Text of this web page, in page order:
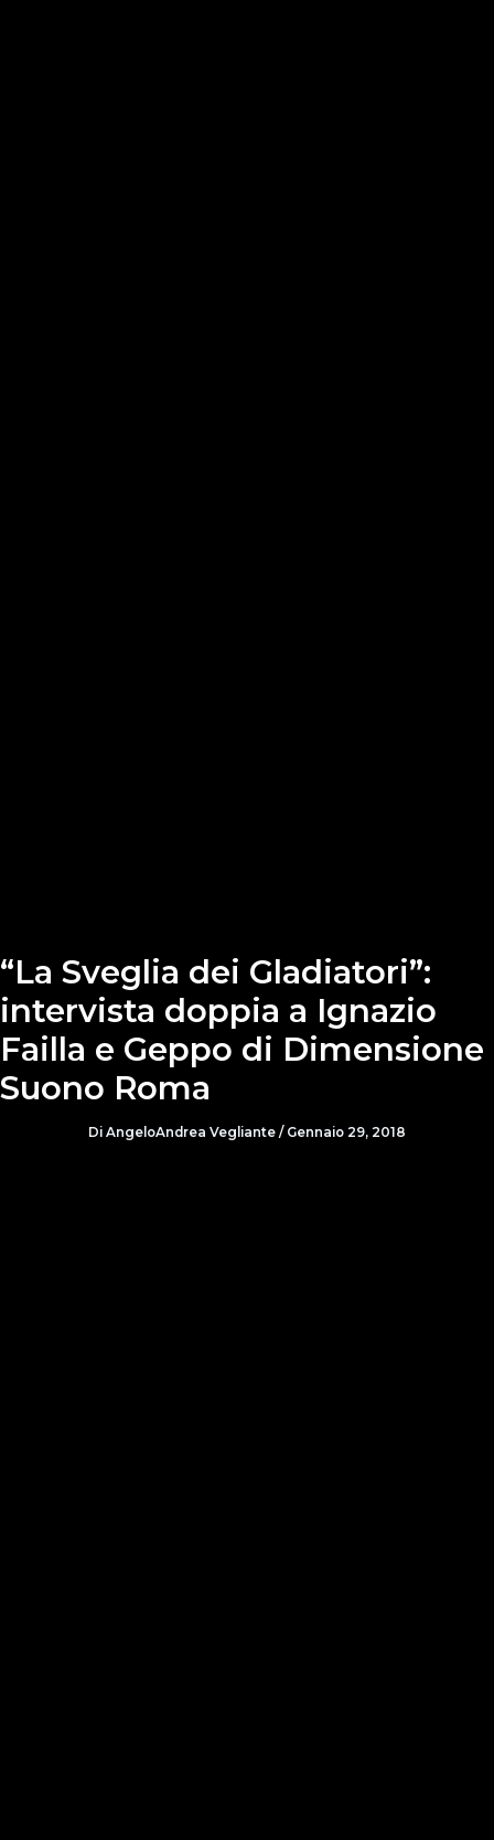
“La Sveglia dei Gladiatori”:
intervista doppia a Ignazio
Failla e Geppo di Dimensione
Suono Roma
Di AngeloAndrea Vegliante / Gennaio 29, 2018